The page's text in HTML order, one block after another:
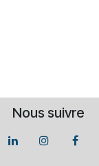
Nous suivre